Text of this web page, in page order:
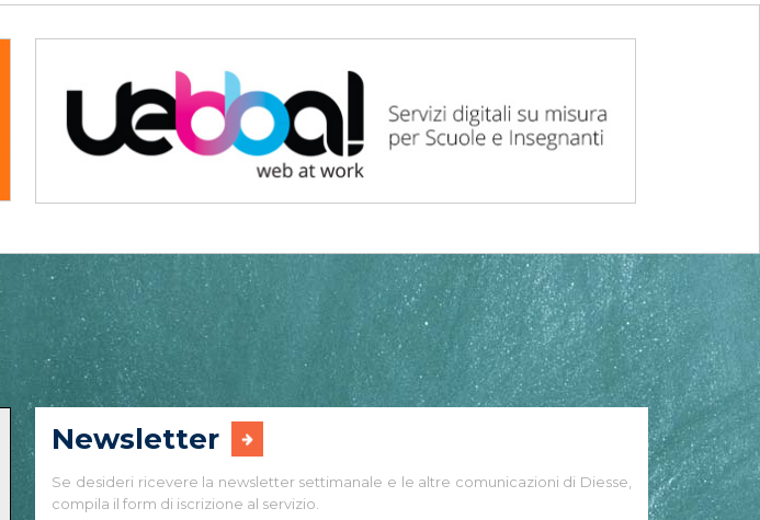
Newsletter
Se desideri ricevere la newsletter settimanale e le altre comunicazioni di Diesse,
compila il form di iscrizione al servizio.